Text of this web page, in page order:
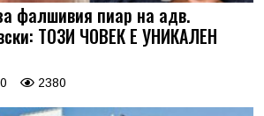
фалшивия пиар на адв.
ТОЗИ ЧОВЕК Е УНИКАЛЕН
0 2380